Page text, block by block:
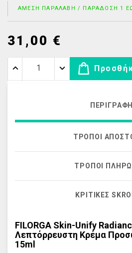
ΆΜΕΣΗ ΠΑΡΑΛΑΒΉ / ΠΑΡΆΔΟΣΗ 1
31,00 €
ΠΕΡΙΓΡΑΦΉ
ΤΡΌΠΟΙ
ΤΡΌΠΟΙ
ΚΡΙΤΙΚΈΣ
FILORGA Skin-Unify
Λεπτόρρευστη Κρέμα
15ml